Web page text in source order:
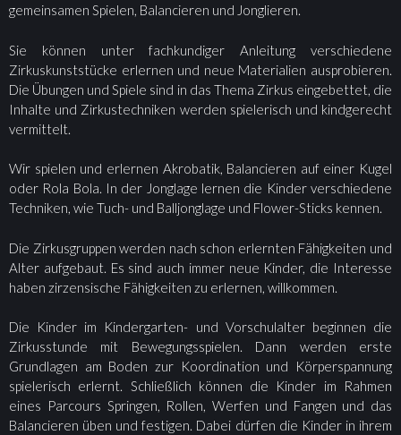
gemeinsamen Spielen, Balancieren und Jonglieren.
Sie können unter fachkundiger Anleitung verschiedene
Zirkuskunststücke erlernen und neue Materialien ausprobieren.
Die Übungen und Spiele sind in das Thema Zirkus eingebettet, die
Inhalte und Zirkustechniken werden spielerisch und kindgerecht
vermittelt.
Wir spielen und erlernen Akrobatik, Balancieren auf einer Kugel
oder Rola Bola. In der Jonglage lernen die Kinder verschiedene
Techniken, wie Tuch- und Balljonglage und Flower-Sticks kennen.
Die Zirkusgruppen werden nach schon erlernten Fähigkeiten und
Alter aufgebaut. Es sind auch immer neue Kinder, die Interesse
haben zirzensische Fähigkeiten zu erlernen, willkommen.
Die Kinder im Kindergarten- und Vorschulalter beginnen die
Zirkusstunde mit Bewegungsspielen. Dann werden erste
Grundlagen am Boden zur Koordination und Körperspannung
spielerisch erlernt. Schließlich können die Kinder im Rahmen
eines Parcours Springen, Rollen, Werfen und Fangen und das
Balancieren üben und festigen. Dabei dürfen die Kinder in ihrem